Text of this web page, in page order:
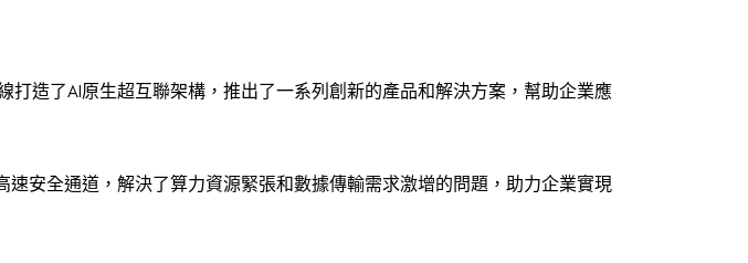
造了AI原生超互聯架構，推出了一系列創新的產品和解決方案，幫助企業應
安全通道，解決了算力資源緊張和數據傳輸需求激增的問題，助力企業實現